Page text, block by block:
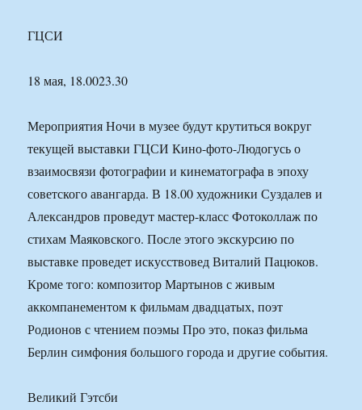
ГЦСИ
18 мая, 18.0023.30
Мероприятия Ночи в музее будут крутиться вокруг
текущей выставки ГЦСИ Кино-фото-Людогусь о
взаимосвязи фотографии и кинематографа в эпоху
советского авангарда. В 18.00 художники Суздалев и
Александров проведут мастер-класс Фотоколлаж по
стихам Маяковского. После этого экскурсию по
выставке проведет искусствовед Виталий Пацюков.
Кроме того: композитор Мартынов с живым
аккомпанементом к фильмам двадцатых, поэт
Родионов с чтением поэмы Про это, показ фильма
Берлин симфония большого города и другие события.
Великий Гэтсби